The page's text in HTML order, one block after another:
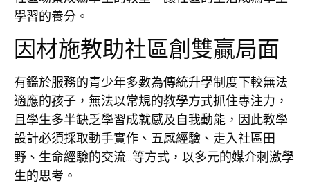
學習的養分。
因材施教助社區創雙贏局面
有鑑於服務的青少年多數為傳統升學制度下較無法
適應的孩子，無法以常規的教學方式抓住專注力，
且學生多半缺乏學習成就感及自我動能，因此教學
設計必須採取動手實作、五感經驗、走入社區田
野、生命經驗的交流…等方式，以多元的媒介刺激學
生的思考。